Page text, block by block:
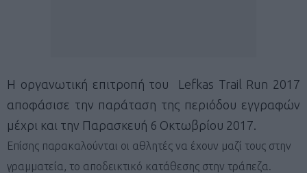
Η οργανωτική επιτροπή του Lefkas Trail Run 2017
αποφάσισε την παράταση της περιόδου εγγραφών
μέχρι και την Παρασκευή 6 Οκτωβρίου 2017.
Επίσης παρακαλούνται οι αθλητές να έχουν μαζί τους στην
γραμματεία, το αποδεικτικό κατάθεσης στην τράπεζα.